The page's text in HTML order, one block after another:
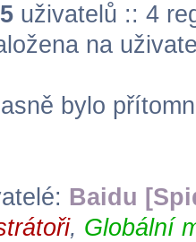
5 uživatelů :: 4
na
bylo
Baidu
, Globální